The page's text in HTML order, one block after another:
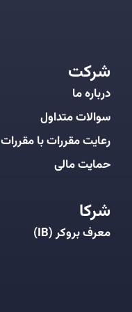
شرکت
درباره ما
سوالات متداول
رعایت مقررات با مقررات
حمایت مالی
شرکا
معرف بروکر (IB)